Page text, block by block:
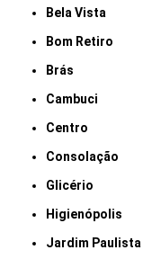
Bela Vista
Bom Retiro
Brás
Cambuci
Centro
Consolação
Glicério
Higienópolis
Jardim Paulista